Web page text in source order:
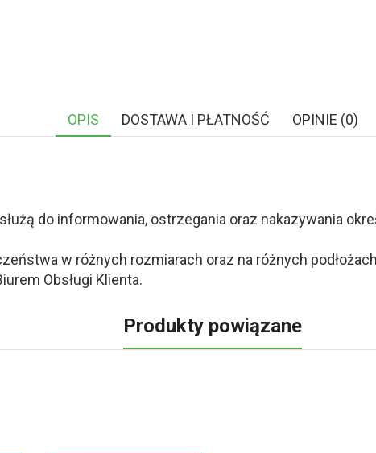
OPIS DOSTAWA I PŁATNOŚĆ OPINIE (0)
do informowania, ostrzegania oraz nakazywania
w różnych rozmiarach oraz na różnych
Obsługi Klienta.
Produkty powiązane